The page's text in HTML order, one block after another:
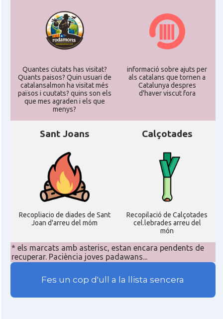
Quantes ciutats has visitat?
Quants paisos? Quin usuari de
catalansalmon ha visitat més
països i cuutats? quins son els
que mes agraden i els que
menys?
informació sobre ajuts per
als catalans que tornen a
Catalunya despres
d'haver viscut fora
Sant Joans
Recopliacio de diades de Sant
Joan d'arreu del móm
Calçotades
Recopilació de Calçotades
cel.lebrades arreu del
món
* els marcats amb asterisc, estan encara pendents de
recuperar. Paciència joves padawans...
Fes un cop d'ull a la llista sencera